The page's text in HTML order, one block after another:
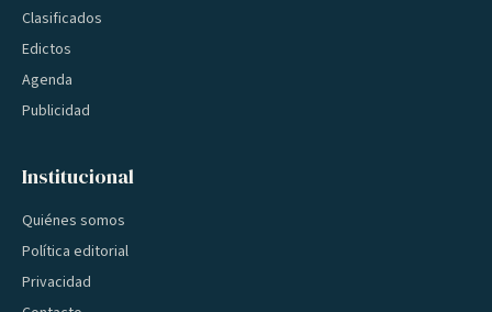
Clasificados
Edictos
Agenda
Publicidad
Institucional
Quiénes somos
Política editorial
Privacidad